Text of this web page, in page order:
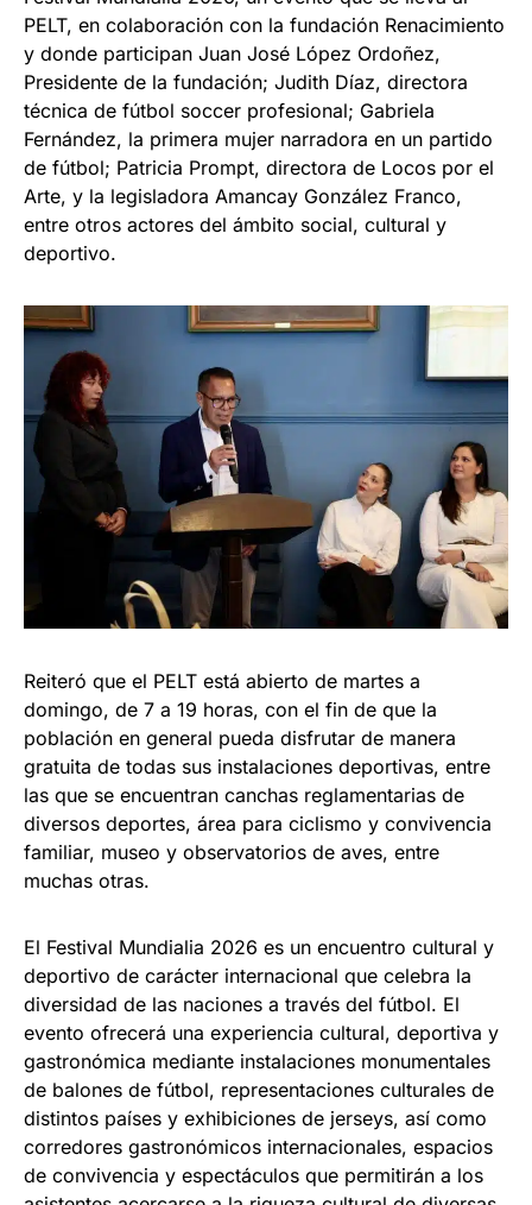
PELT, en colaboración con la fundación Renacimiento
y donde participan Juan José López Ordoñez,
Presidente de la fundación; Judith Díaz, directora
técnica de fútbol soccer profesional; Gabriela
Fernández, la primera mujer narradora en un partido
de fútbol; Patricia Prompt, directora de Locos por el
Arte, y la legisladora Amancay González Franco,
entre otros actores del ámbito social, cultural y
deportivo.
Reiteró que el PELT está abierto de martes a
domingo, de 7 a 19 horas, con el fin de que la
población en general pueda disfrutar de manera
gratuita de todas sus instalaciones deportivas, entre
las que se encuentran canchas reglamentarias de
diversos deportes, área para ciclismo y convivencia
familiar, museo y observatorios de aves, entre
muchas otras.
El Festival Mundialia 2026 es un encuentro cultural y
deportivo de carácter internacional que celebra la
diversidad de las naciones a través del fútbol. El
evento ofrecerá una experiencia cultural, deportiva y
gastronómica mediante instalaciones monumentales
de balones de fútbol, representaciones culturales de
distintos países y exhibiciones de jerseys, así como
corredores gastronómicos internacionales, espacios
de convivencia y espectáculos que permitirán a los